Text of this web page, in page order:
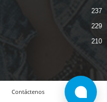
237
229
210
Contáctenos